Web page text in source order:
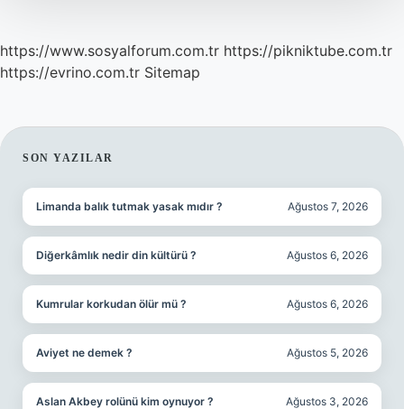
https://www.sosyalforum.com.tr https://pikniktube.com.tr
https://evrino.com.tr Sitemap
SIDEBAR
SON YAZILAR
Limanda balık tutmak yasak mıdır ? Ağustos 7, 2026
Diğerkâmlık nedir din kültürü ? Ağustos 6, 2026
Kumrular korkudan ölür mü ? Ağustos 6, 2026
Aviyet ne demek ? Ağustos 5, 2026
Aslan Akbey rolünü kim oynuyor ? Ağustos 3, 2026